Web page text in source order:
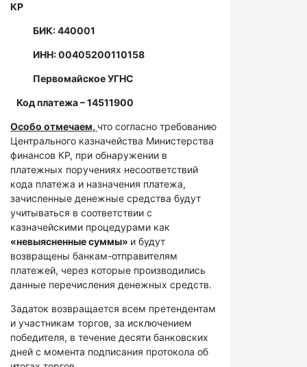
КР
БИК: 440001
ИНН: 00405200110158
Первомайское УГНС
Код платежа – 14511900
Особо отмечаем, что согласно требованию
Центрального казначейства Министерства
финансов КР, при обнаружении в
платежных поручениях несоответствий
кода платежа и назначения платежа,
зачисленные денежные средства будут
учитываться в соответствии с
казначейскими процедурами как
«невыясненные суммы» и будут
возвращены банкам-отправителям
платежей, через которые производились
данные перечисления денежных средств.
Задаток возвращается всем претендентам
и участникам торгов, за исключением
победителя, в течение десяти банковских
дней с момента подписания протокола об